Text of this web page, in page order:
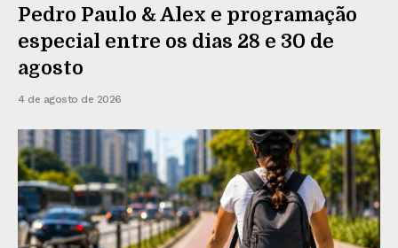
Pedro Paulo & Alex e programação
especial entre os dias 28 e 30 de
agosto
4 de agosto de 2026